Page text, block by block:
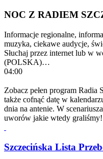
NOC Z RADIEM
Informacje regionalne,
muzyka, ciekawe audycje,
Słuchaj przez internet lub w
(POLSKA)…
04:00
Zobacz pełen program Radia
także cofnąć datę w
dnia na antenie. W
uworów jakie wtedy graliśmy!
Szczecińska Lista